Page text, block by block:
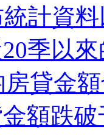
計資
季以
房貸金
額跌